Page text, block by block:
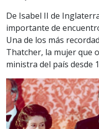
De Isabel II de
importante de
Una de los más
Thatcher, la mujer que
ministra del país desde